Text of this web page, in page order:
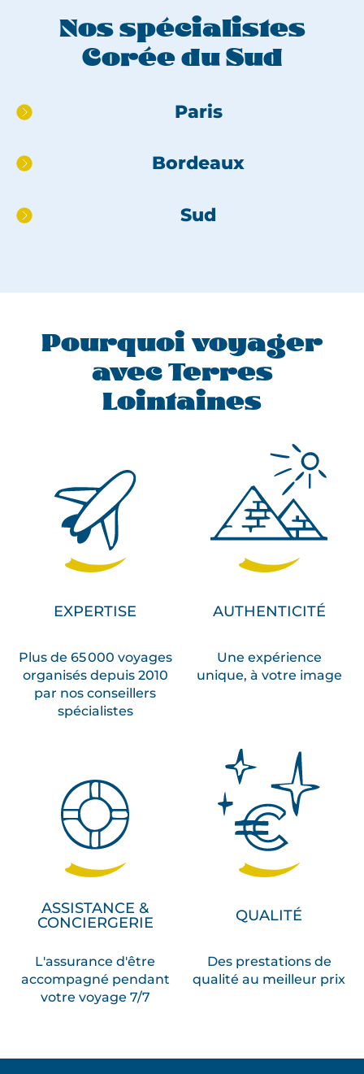
Nos spécialistes
Corée du Sud
Aller
pied
Paris
Bordeaux
Sud
Pourquoi voyager
avec Terres
Lointaines
EXPERTISE
Plus de 65 000 voyages
organisés depuis 2010
par nos conseillers
spécialistes
AUTHENTICITÉ
Une expérience
unique, à votre image
ASSISTANCE &
CONCIERGERIE
L'assurance d'être
accompagné pendant
votre voyage 7/7
QUALITÉ
Des prestations de
qualité au meilleur prix